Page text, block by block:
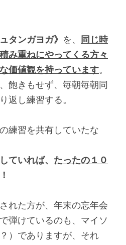
タンガヨガ》 を、
同じ時
み重ねにやってくる方々
価値観を持っています。
飽きもせず、毎朝毎朝同
返し練習する。
練習を共有していたな
ていれば、 たったの１０
！
れた方が、年末の忘年会
弾けているのも、マイソ
）でありますが、それ